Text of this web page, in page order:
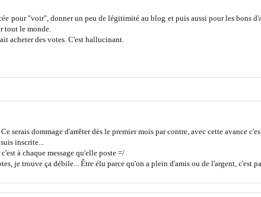
pour "voir", donner un peu de légitimité au blog et puis aussi pour les bons
tout le monde.
acheter des votes. C'est hallucinant.
serais dommage d'arrêter dès le premier mois par contre, avec cette avance
inscrite...
à chaque message qu'elle poste =/
je trouve ça débile... Être élu parce qu'on a plein d'amis ou de l'argent, c'est